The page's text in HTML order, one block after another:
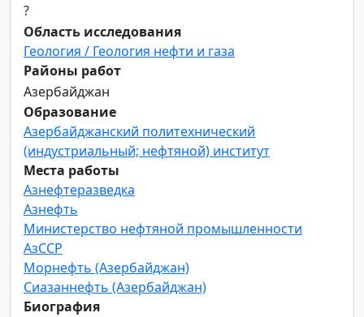
?
Область исследования
Геология / Геология нефти и газа
Районы работ
Азербайджан
Образование
Азербайджанский политехнический
(индустриальный; нефтяной) институт
Места работы
Азнефтеразведка
Азнефть
Министерство нефтяной промышленности
АзССР
Морнефть (Азербайджан)
Сиазаннефть (Азербайджан)
Биография